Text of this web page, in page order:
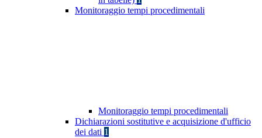
Monitoraggio tempi procedimentali
Monitoraggio tempi procedimentali
Dichiarazioni sostitutive e acquisizione d'ufficio
dei dati 1